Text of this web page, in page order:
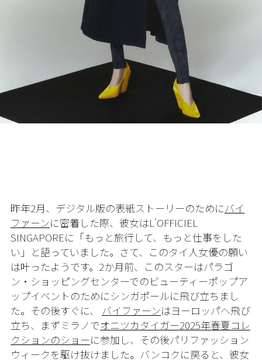
昨年2月、デジタル版の表紙ストーリーのためにバイ
ファーンに密着した際、彼女はL'OFFICIEL
SINGAPOREに「もっと旅行して、もっと仕事をした
い」と語っていました。さて、このタイ人女優の願い
は叶ったようです。2か月前、このスターはパラゴ
ン・ショッピングセンターでのビューティーポップア
ップイベントのためにシンガポールに飛び立ちまし
た。その後すぐに、 バイファーンはヨーロッパへ飛び
立ち、まずミラノでオニツカタイガー2025年春夏コレ
クションのショーに参加し、その後パリファッション
ウィークを駆け抜けました。バンコクに戻ると、彼女